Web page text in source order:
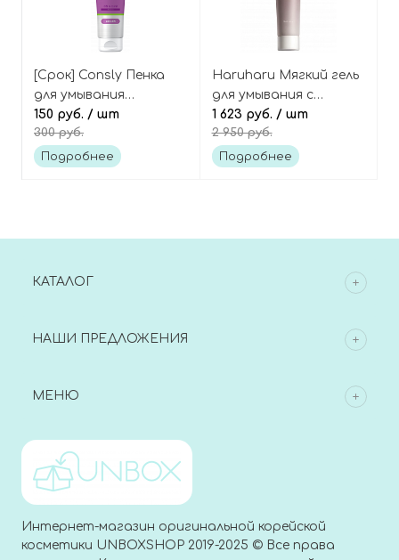
[Срок] Consly Пенка
для умывания
успокаивающая с
азуленом Azulene
cleansing foam
150 руб. / шт
300 руб.
Подробнее
Haruharu Мягкий гель
для умывания с
пониженным pH,
Wonder Black Rice
Moisture 5.5 Soft
1 623 руб. / шт
2 950 руб.
Подробнее
КАТАЛОГ
НАШИ ПРЕДЛОЖЕНИЯ
МЕНЮ
Интернет-магазин оригинальной корейской
косметики UNBOXSHOP 2019-2025 © Все права